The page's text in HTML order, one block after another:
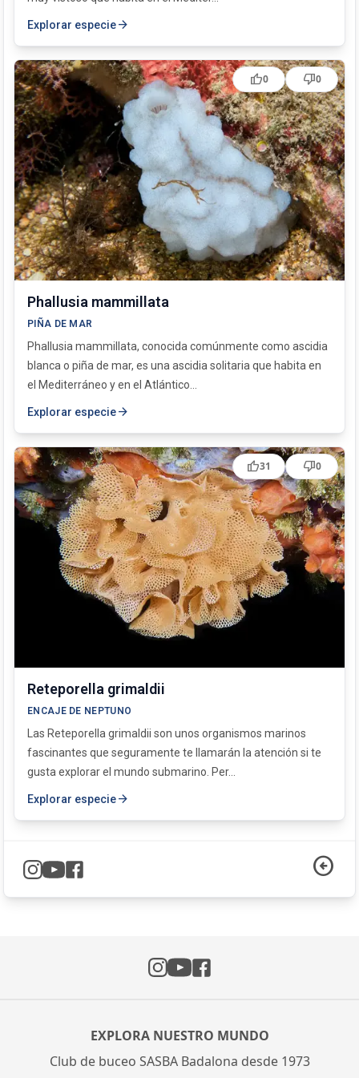
Explorar especiearrow_forward
Phallusia mammillata
PIÑA DE MAR
Phallusia mammillata, conocida comúnmente como ascidia
blanca o piña de mar, es una ascidia solitaria que habita en
el Mediterráneo y en el Atlántico...
Explorar especiearrow_forward
thumb_up0 thumb_down0
Reteporella grimaldii
ENCAJE DE NEPTUNO
Las Reteporella grimaldii son unos organismos marinos
fascinantes que seguramente te llamarán la atención si te
gusta explorar el mundo submarino. Per...
Explorar especiearrow_forward
thumb_up31 thumb_down0
arrow_circle_left
EXPLORA NUESTRO MUNDO
Club de buceo SASBA Badalona desde 1973